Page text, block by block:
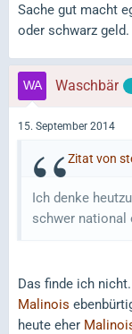
Sache gut macht
oder schwarz geld.
Waschbär
15. September 2014
Zitat von
Ich denke
schwer national
Das finde ich
Malinois
heute eher